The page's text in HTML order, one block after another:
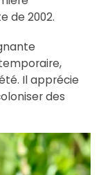
de 2002.
Il apprécie
des